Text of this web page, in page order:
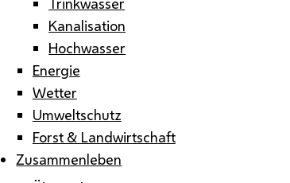
Kanalisation
Hochwasser
Energie
Wetter
Umweltschutz
Forst & Landwirtschaft
Zusammenleben